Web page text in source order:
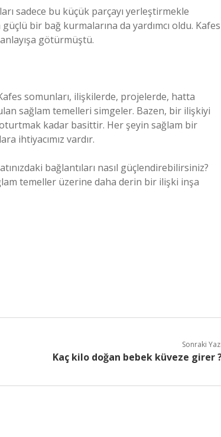
sadece bu küçük parçayı yerleştirmekle
bir bağ kurmalarına da yardımcı oldu. Kafes
götürmüştü.
somunları, ilişkilerde, projelerde, hatta
sağlam temelleri simgeler. Bazen, bir ilişkiyi
kadar basittir. Her şeyin sağlam bir
ihtiyacımız vardır.
bağlantıları nasıl güçlendirebilirsiniz?
temeller üzerine daha derin bir ilişki inşa
Sonraki
Kaç kilo doğan bebek küveze girer